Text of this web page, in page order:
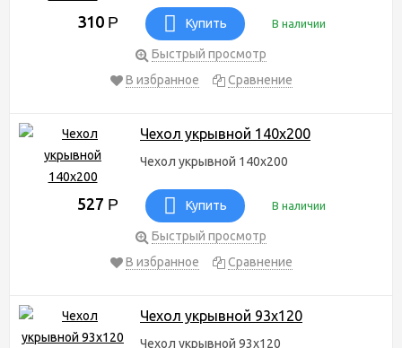
310 Р Купить В наличии
Быстрый просмотр
В избранное
Сравнение
Чехол укрывной 140х200
Чехол укрывной 140х200
527 Р Купить В наличии
Быстрый просмотр
В избранное
Сравнение
Чехол укрывной 93х120
Чехол укрывной 93х120